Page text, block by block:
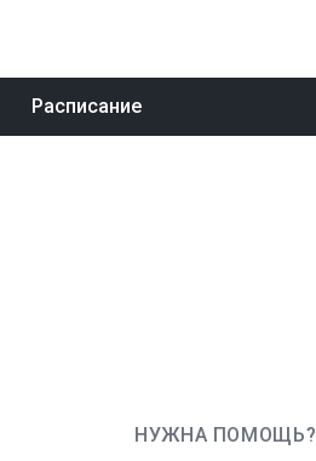
Расписание
НУЖНА ПОМОЩЬ?